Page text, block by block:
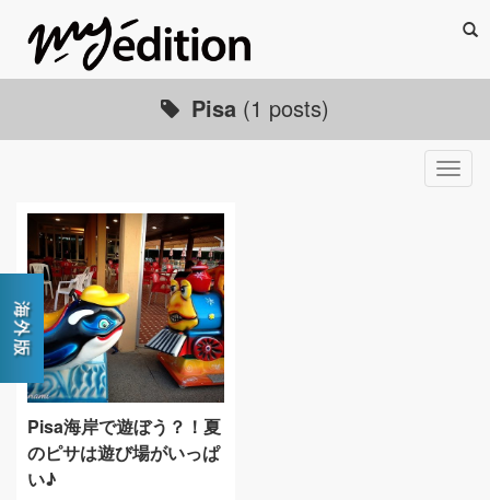
Pisa (1 posts)
Pisa海岸で遊ぼう？！夏
のピサは遊び場がいっぱ
い♪